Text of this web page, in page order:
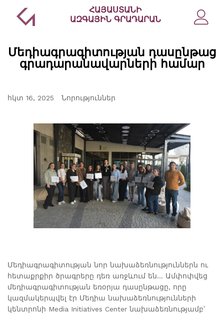
ՀԱՅԱՍՏԱՆԻ
ԱԶԳԱՅԻՆ ԳՐԱԴԱՐԱՆ
Մեդիագրագիտության դասընթաց
գրադարանավարների համար
հկտ 16, 2025 Նորություններ
Մեդիագրագիտության նոր նախաձեռնություններն ու
հետաքրքիր ծրագրերը դեռ առջևում են... Ամփոփվեց
մեդիագրագիտության եռօրյա դասընթացը, որը
կազմակերպվել էր Մեդիա նախաձեռնությունների
կենտրոնի Media Initiatives Center նախաձեռնությամբ՝